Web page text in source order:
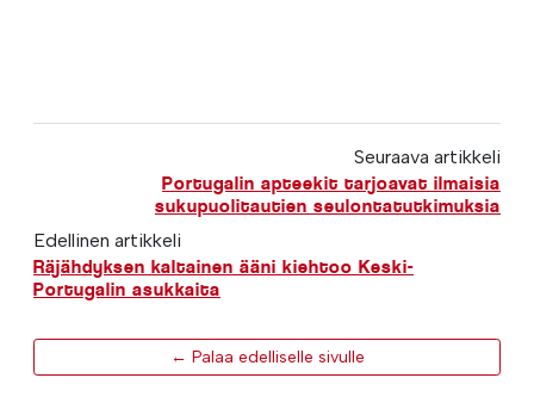
Seuraava artikkeli
Portugalin apteekit tarjoavat ilmaisia
sukupuolitautien seulontatutkimuksia
Edellinen artikkeli
Räjähdyksen kaltainen ääni kiehtoo Keski-
Portugalin asukkaita
← Palaa edelliselle sivulle